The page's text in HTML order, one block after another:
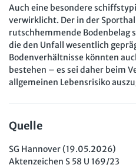
Auch eine besondere
verwirklicht. Der in der
rutschhemmende Bodenbelag
die den Unfall wesentlich
Bodenverhältnisse könnten
bestehen – es sei daher beim
allgemeinen Lebensrisiko
Quelle
SG Hannover (19.05.2026)
Aktenzeichen S 58 U 169/23